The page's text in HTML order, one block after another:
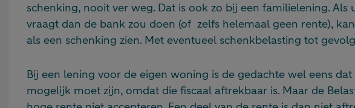
schenking, nooit ver weg. Dat is ook zo bij een familielening. Als
vraagt dan de bank zou doen (of zelfs helemaal geen rente),
als een schenking zien. Met eventueel schenkbelasting tot
Bij een lening voor de eigen woning is de gedachte wel eens
mogelijk moet zijn, omdat die fiscaal aftrekbaar is. Maar de